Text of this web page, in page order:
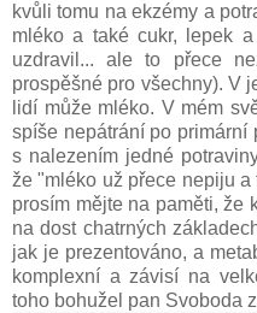
kvůli tomu na ekzémy a
mléko a také cukr, lepek
uzdravil... ale to přece
prospěšné pro všechny). V
lidí může mléko. V mém
spíše nepátrání po primární
s nalezením jedné
že "mléko už přece nepiju
prosím mějte na paměti, že
na dost chatrných
jak je prezentováno, a
komplexní a závisí na
toho bohužel pan Svoboda